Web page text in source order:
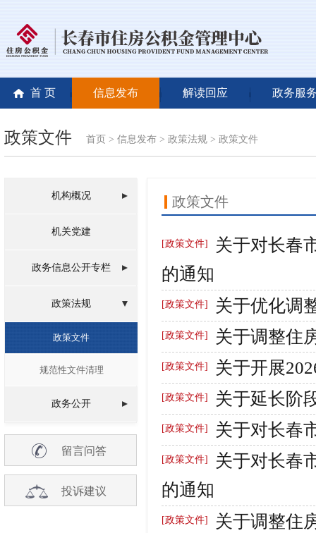
首 页 信息发布 解读回应 政务服
政策文件 首页 > 信息发布 > 政策法规 > 政策文件
机构概况
机关党建
政务信息公开专栏
政策法规
政策文件
规范性文件清理
政务公开
留言问答
投诉建议
政策文件
[政策文件] 关于对长春
的通知
[政策文件] 关于优化调
[政策文件] 关于调整住
[政策文件] 关于开展
[政策文件] 关于延长阶
[政策文件] 关于对长春
[政策文件] 关于对长春
的通知
[政策文件] 关于调整住